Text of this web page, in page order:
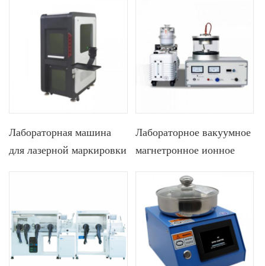
дисплеем для
перовскитных солнечных
выдвижного типа для
очистки небольших
подложек, таких как ITO
и FTO
Лабораторная машина
для лазерной маркировки
позиционированием с
помощью
ультрафиолетового
Лабораторное вакуумное
магнетронное ионное
перовскитных солнечных
элементов